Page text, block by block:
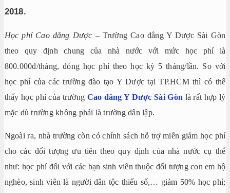
2018.
Học phí Cao đẳng Dược – Trường Cao đẳng Y Dược Sài Gòn
theo quy định chung của nhà nước với mức học phí là
800.000đ/tháng, đóng học phí theo học kỳ 5 tháng/lần. So với
học phí của các trường đào tạo Y Dược tại TP.HCM thì có thể
thấy học phí của trường Cao đẳng Y Dược Sài Gòn là rất hợp lý
mặc dù trường không phải là trường dân lập.
Ngoài ra, nhà trường còn có chính sách hỗ trợ miễn giảm học phí
cho các đối tượng ưu tiên theo quy định của nhà nước cụ thể
như: học phí đối với các bạn sinh viên thuộc đối tượng con em hộ
nghèo, sinh viên là người dân tộc thiểu số,… giảm 50% học phí;